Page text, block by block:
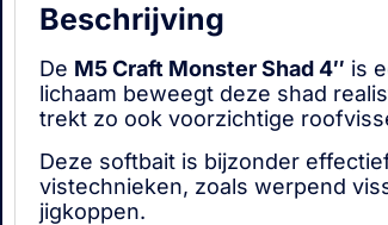
Beschrijving
De M5 Craft Monster Shad 4″ is
lichaam beweegt deze shad
trekt zo ook voorzichtige
Deze softbait is bijzonder
vistechnieken, zoals werpend
jigkoppen.